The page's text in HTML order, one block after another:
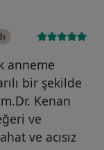
anneme
bir şekilde
Kenan
ve
ve acısız